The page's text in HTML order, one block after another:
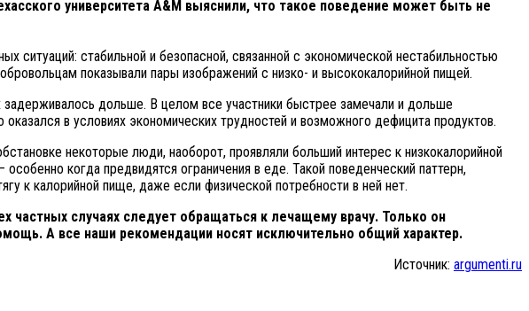
университета A&M выяснили, что такое поведение может быть не
ситуаций: стабильной и безопасной, связанной с экономической нестабильностью
показывали пары изображений с низко- и высококалорийной пищей.
дольше. В целом все участники быстрее замечали и дольше
в условиях экономических трудностей и возможного дефицита продуктов.
некоторые люди, наоборот, проявляли больший интерес к низкокалорийной
когда предвидятся ограничения в еде. Такой поведенческий паттерн,
к калорийной пище, даже если физической потребности в ней нет.
случаях следует обращаться к лечащему врачу. Только он
А все наши рекомендации носят исключительно общий характер.
Источник: argumenti.ru